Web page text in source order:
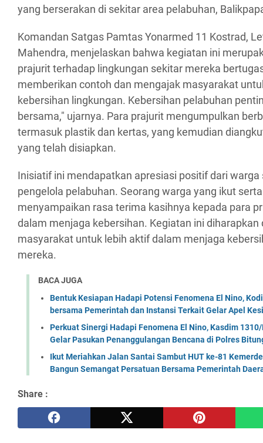
yang berserakan di sekitar area pelabuhan,
Komandan Satgas Pamtas Yonarmed 11 Kostrad,
Mahendra, menjelaskan bahwa kegiatan ini
prajurit terhadap lingkungan sekitar mereka
memberikan contoh dan mengajak masyarakat
kebersihan lingkungan. Kebersihan pelabuhan
bersama," ujarnya. Para prajurit mengumpulkan
termasuk plastik dan kertas, yang kemudian
yang telah disiapkan.
Inisiatif ini mendapatkan apresiasi positif dari
pengelola pelabuhan. Seorang warga yang ikut
menyampaikan rasa terima kasihnya kepada para
dalam menjaga kebersihan. Kegiatan ini
masyarakat untuk lebih aktif dalam menjaga
mereka.
BACA JUGA
Bentuk Kesiapan Hadapi Potensi Fenomena El Nino,
bersama Pemerintah dan Instansi Terkait Gelar Apel
Perkuat Sinergi Hadapi Fenomena El Nino, Kasdim
Gelar Pasukan Penanggulangan Bencana di Polres
Ikut Meriahkan Jalan Santai Sambut HUT ke-81
Bangun Semangat Persatuan Bersama Pemerintah
Share :